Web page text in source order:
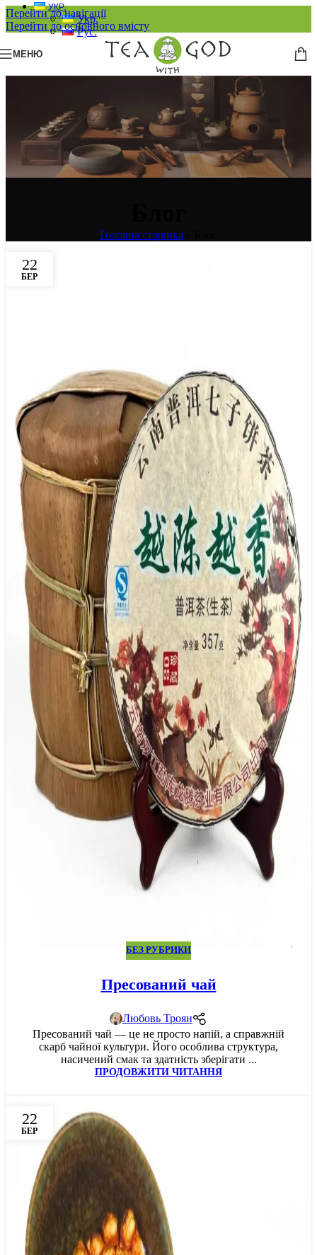
Перейти до навігації
Перейти до основного вмісту
УКР.
Укр.
Рус.
МЕНЮ
Головна сторінка
22
БЕР
БЕЗ РУБРИКИ
Пресований чай
Любовь Троян
Пресований чай — це не просто напій, а справжній
скарб чайної культури. Його особлива структура,
насичений смак та здатність зберігати ...
ПРОДОВЖИТИ ЧИТАННЯ
22
БЕР